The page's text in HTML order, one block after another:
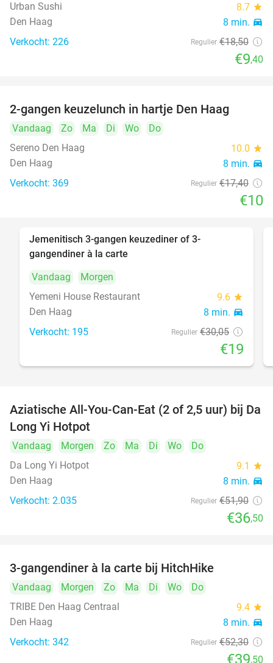
Urban Sushi
8.7 star
Den Haag 8 min. directions_car
Verkocht: 226 Regulier €18,50
€9,40
2-gangen keuzelunch in hartje Den Haag
Vandaag Zo Ma Di Wo
Do
Sereno Den Haag
10.0 star
Den Haag 8 min. directions_car
Verkocht: 369 Regulier €17,40
€10
Jemenitisch 3-gangen keuzediner of 3-
gangendiner à la carte
Vandaag
Morgen
Yemeni House Restaurant
9.6 star
Den Haag 8 min. directions_car
Verkocht: 195 Regulier €30,05
€19
30%
Aziatische All-You-Can-Eat (2 of 2,5 uur) bij Da
Long Yi Hotpot
Vandaag Morgen Zo Ma Di Wo
Do
Da Long Yi Hotpot
9.1 star
Den Haag 8 min. directions_car
Verkocht: 2.035 Regulier €51,90
€36,50
3-gangendiner à la carte bij HitchHike
Vandaag Morgen Zo Ma Di Wo
Do
TRIBE Den Haag Centraal
9.4 star
Den Haag 8 min. directions_car
Verkocht: 342 Regulier €52,30
€39,50